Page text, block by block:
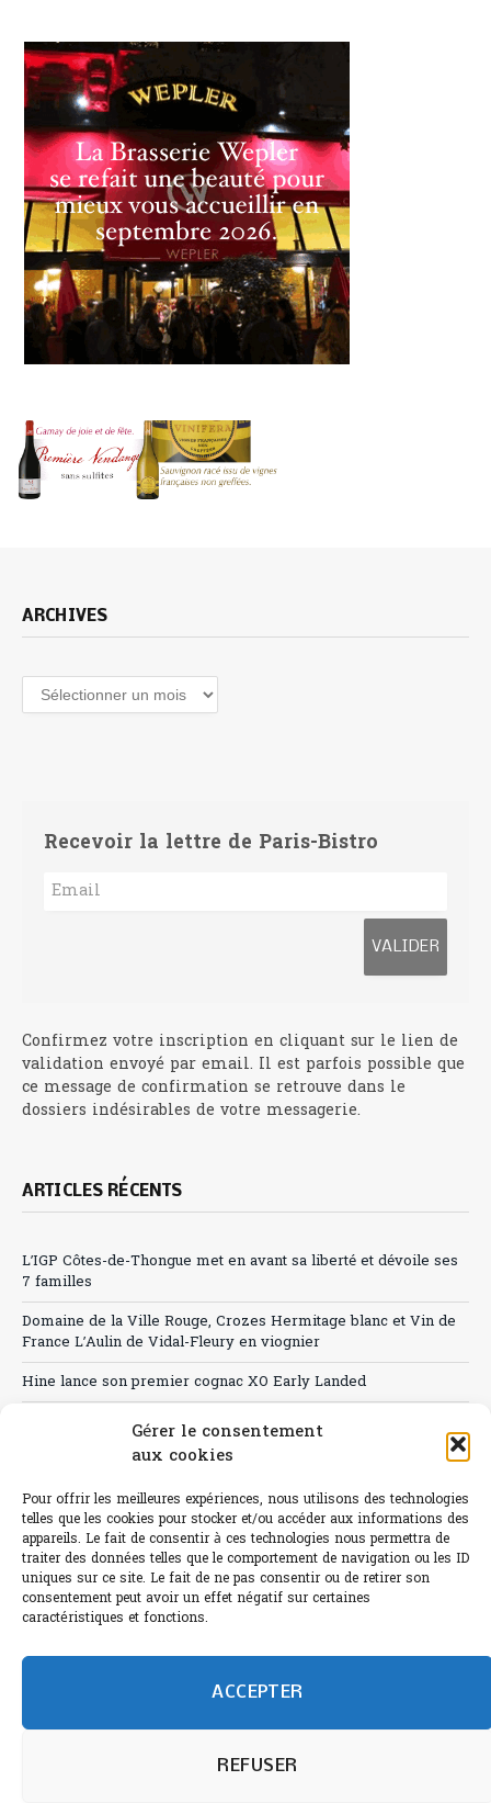
Gérer le consentement
aux cookies
Pour offrir les meilleures expériences, nous utilisons des technologies
telles que les cookies pour stocker et/ou accéder aux informations des
appareils. Le fait de consentir à ces technologies nous permettra de
traiter des données telles que le comportement de navigation ou les ID
uniques sur ce site. Le fait de ne pas consentir ou de retirer son
consentement peut avoir un effet négatif sur certaines
caractéristiques et fonctions.
ACCEPTER
REFUSER
ARCHIVES
Archives
Recevoir la lettre de Paris-Bistro
Confirmez votre inscription en cliquant sur le lien de
validation envoyé par email. Il est parfois possible que
ce message de confirmation se retrouve dans le
dossiers indésirables de votre messagerie.
ARTICLES RÉCENTS
L’IGP Côtes-de-Thongue met en avant sa liberté et dévoile ses
7 familles
Domaine de la Ville Rouge, Crozes Hermitage blanc et Vin de
France L’Aulin de Vidal-Fleury en viognier
Hine lance son premier cognac XO Early Landed
Canicule : A quand le CHR à « l’heure espagnole » ?
Sélection de rosés 2026
L'abus d'alcool est dangereux pour la santé.
©paris-bistro 2026 Paris-bistro.com est une publication 100%
humain et 0% IA de Paris Bistro Editions - SARL de Presse -
mail: contact@paris-bistro.com
Informations légales etRGPD